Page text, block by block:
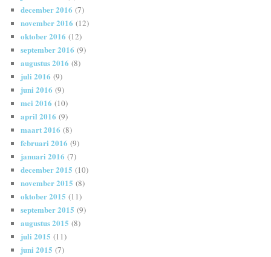
december 2016 (7)
november 2016 (12)
oktober 2016 (12)
september 2016 (9)
augustus 2016 (8)
juli 2016 (9)
juni 2016 (9)
mei 2016 (10)
april 2016 (9)
maart 2016 (8)
februari 2016 (9)
januari 2016 (7)
december 2015 (10)
november 2015 (8)
oktober 2015 (11)
september 2015 (9)
augustus 2015 (8)
juli 2015 (11)
juni 2015 (7)